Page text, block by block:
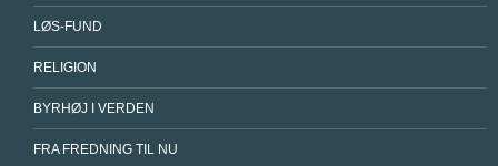
LØS-FUND
RELIGION
BYRHØJ I VERDEN
FRA FREDNING TIL NU